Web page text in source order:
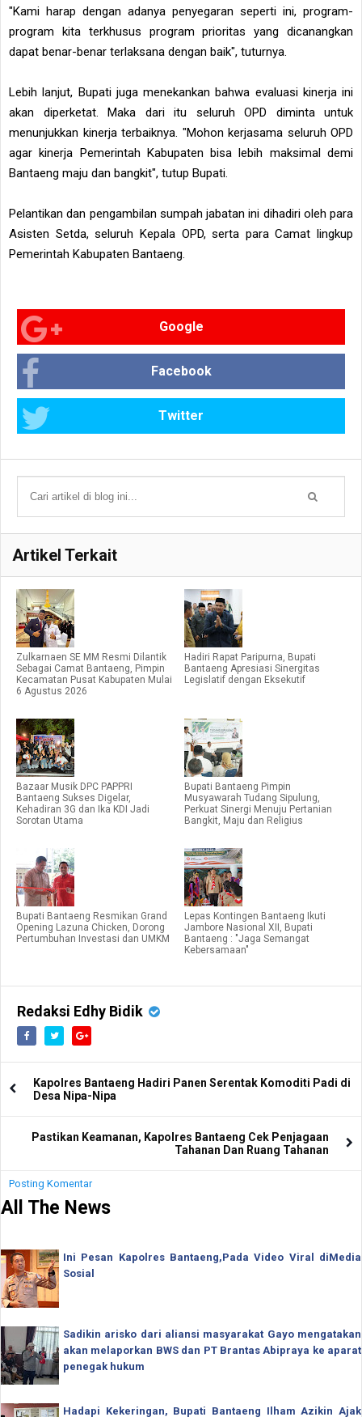
"Kami harap dengan adanya penyegaran seperti ini, program-
program kita terkhusus program prioritas yang dicanangkan
dapat benar-benar terlaksana dengan baik", tuturnya.
Lebih lanjut, Bupati juga menekankan bahwa evaluasi kinerja ini
akan diperketat. Maka dari itu seluruh OPD diminta untuk
menunjukkan kinerja terbaiknya. "Mohon kerjasama seluruh OPD
agar kinerja Pemerintah Kabupaten bisa lebih maksimal demi
Bantaeng maju dan bangkit", tutup Bupati.
Pelantikan dan pengambilan sumpah jabatan ini dihadiri oleh para
Asisten Setda, seluruh Kepala OPD, serta para Camat lingkup
Pemerintah Kabupaten Bantaeng.
Google
Facebook
Twitter
Artikel Terkait
Zulkarnaen SE MM Resmi Dilantik
Sebagai Camat Bantaeng, Pimpin
Kecamatan Pusat Kabupaten Mulai
6 Agustus 2026
Hadiri Rapat Paripurna, Bupati
Bantaeng Apresiasi Sinergitas
Legislatif dengan Eksekutif
Bazaar Musik DPC PAPPRI
Bantaeng Sukses Digelar,
Kehadiran 3G dan Ika KDI Jadi
Sorotan Utama
Bupati Bantaeng Pimpin
Musyawarah Tudang Sipulung,
Perkuat Sinergi Menuju Pertanian
Bangkit, Maju dan Religius
Bupati Bantaeng Resmikan Grand
Opening Lazuna Chicken, Dorong
Pertumbuhan Investasi dan UMKM
Lepas Kontingen Bantaeng Ikuti
Jambore Nasional XII, Bupati
Bantaeng : "Jaga Semangat
Kebersamaan"
Redaksi Edhy Bidik
Kapolres Bantaeng Hadiri Panen Serentak Komoditi Padi di
Desa Nipa-Nipa
Pastikan Keamanan, Kapolres Bantaeng Cek Penjagaan
Tahanan Dan Ruang Tahanan
Posting Komentar
All The News
Ini Pesan Kapolres Bantaeng,Pada Video Viral diMedia
Sosial
Sadikin arisko dari aliansi masyarakat Gayo mengatakan
akan melaporkan BWS dan PT Brantas Abipraya ke aparat
penegak hukum
Hadapi Kekeringan, Bupati Bantaeng Ilham Azikin Ajak